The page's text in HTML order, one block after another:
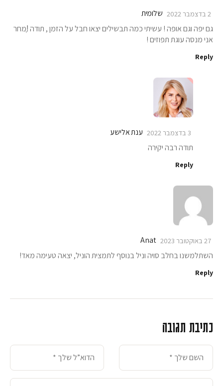
שלומית 2 בדצמבר 2022
גם יפה וגם אופה ! עשיתי כמה תבשילים יצאו חבל על הזמן , תודה !ֶמחר
אני מנסה עוגת תפוזים !
Reply
ענת אלישע 3 בדצמבר 2022
תודה רבה יקירה
Reply
Anat 27 באוקטובר 2023
השתלמשנו בחלב סויה וניל בנוסף לתמצית הוניל, יצאה טעימה מאד!
Reply
כתיבת תגובה